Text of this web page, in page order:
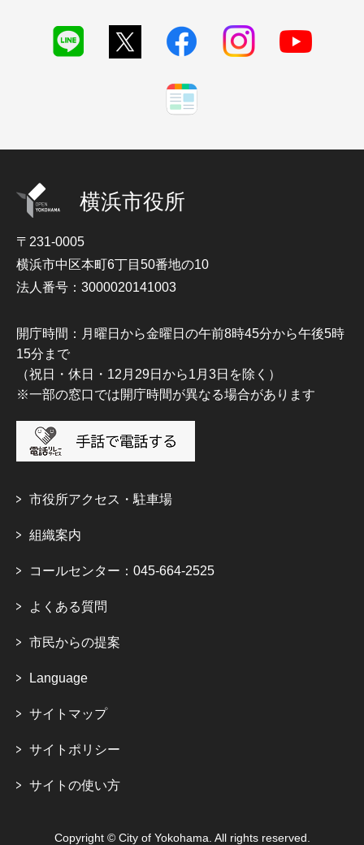
横浜市役所
〒231-0005
横浜市中区本町6丁目50番地の10
法人番号：3000020141003
開庁時間：月曜日から金曜日の午前8時45分から午後5時
15分まで
（祝日・休日・12月29日から1月3日を除く）
※一部の窓口では開庁時間が異なる場合があります
市役所アクセス・駐車場
組織案内
コールセンター：045-664-2525
よくある質問
市民からの提案
Language
サイトマップ
サイトポリシー
サイトの使い方
Copyright © City of Yokohama. All rights reserved.